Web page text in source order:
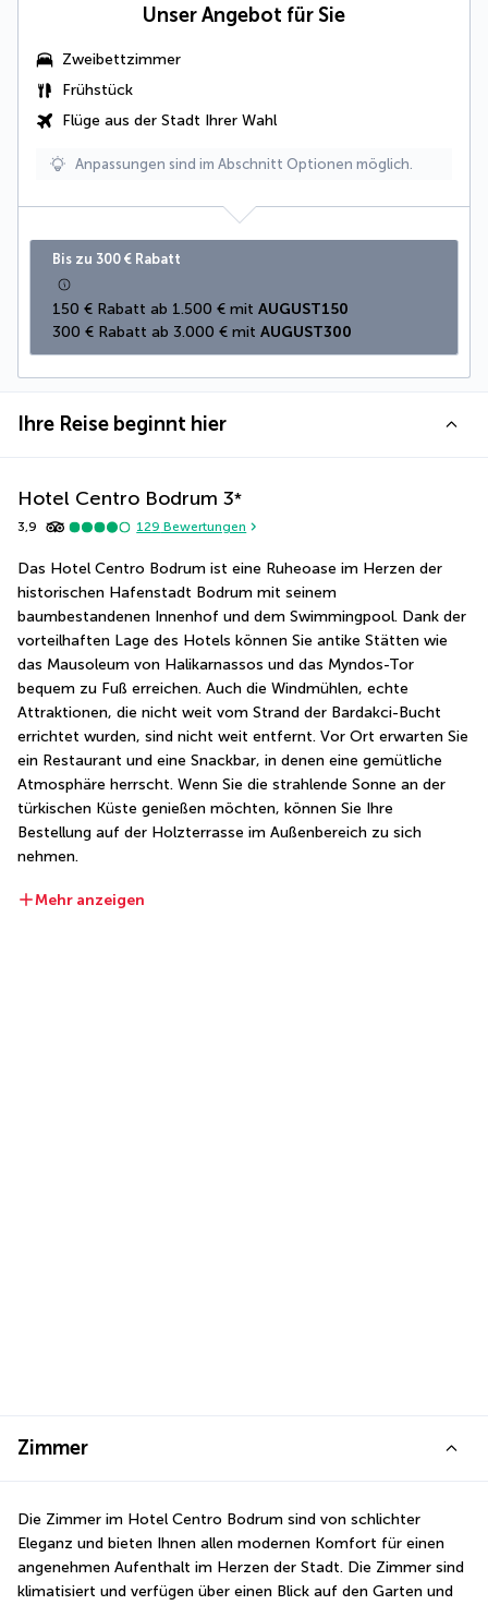
Unser Angebot für Sie
Zweibettzimmer
Frühstück
Flüge aus der Stadt Ihrer Wahl
Anpassungen sind im Abschnitt Optionen möglich.
Bis zu 300 € Rabatt
150 € Rabatt ab 1.500 € mit AUGUST150
300 € Rabatt ab 3.000 € mit AUGUST300
Ihre Reise beginnt hier
Hotel Centro Bodrum 3*
3,9 129 Bewertungen
Das Hotel Centro Bodrum ist eine Ruheoase im Herzen der
historischen Hafenstadt Bodrum mit seinem
baumbestandenen Innenhof und dem Swimmingpool. Dank der
vorteilhaften Lage des Hotels können Sie antike Stätten wie
das Mausoleum von Halikarnassos und das Myndos-Tor
bequem zu Fuß erreichen. Auch die Windmühlen, echte
Attraktionen, die nicht weit vom Strand der Bardakci-Bucht
errichtet wurden, sind nicht weit entfernt. Vor Ort erwarten Sie
ein Restaurant und eine Snackbar, in denen eine gemütliche
Atmosphäre herrscht. Wenn Sie die strahlende Sonne an der
türkischen Küste genießen möchten, können Sie Ihre
Bestellung auf der Holzterrasse im Außenbereich zu sich
nehmen.
Mehr anzeigen
Zimmer
Die Zimmer im Hotel Centro Bodrum sind von schlichter
Eleganz und bieten Ihnen allen modernen Komfort für einen
angenehmen Aufenthalt im Herzen der Stadt. Die Zimmer sind
klimatisiert und verfügen über einen Blick auf den Garten und